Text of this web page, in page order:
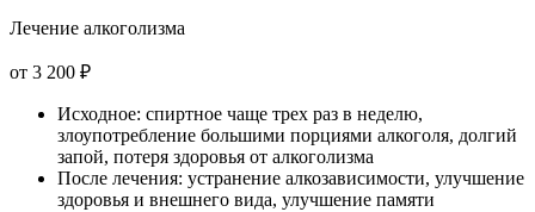
Лечение алкоголизма
от 3 200 ₽
Исходное: спиртное чаще трех раз в неделю,
злоупотребление большими порциями алкоголя, долгий
запой, потеря здоровья от алкоголизма
После лечения: устранение алкозависимости, улучшение
здоровья и внешнего вида, улучшение памяти